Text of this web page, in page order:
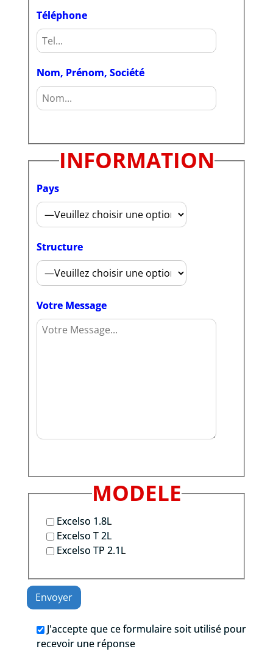
Téléphone
Nom, Prénom, Société
INFORMATION
Pays
Structure
Votre Message
MODELE
Excelso 1.8L
Excelso T 2L
Excelso TP 2.1L
J'accepte que ce formulaire soit utilisé pour
recevoir une réponse